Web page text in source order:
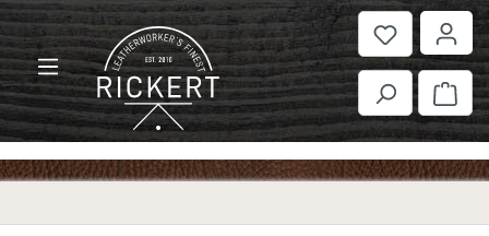
Zum Hauptinhalt springen